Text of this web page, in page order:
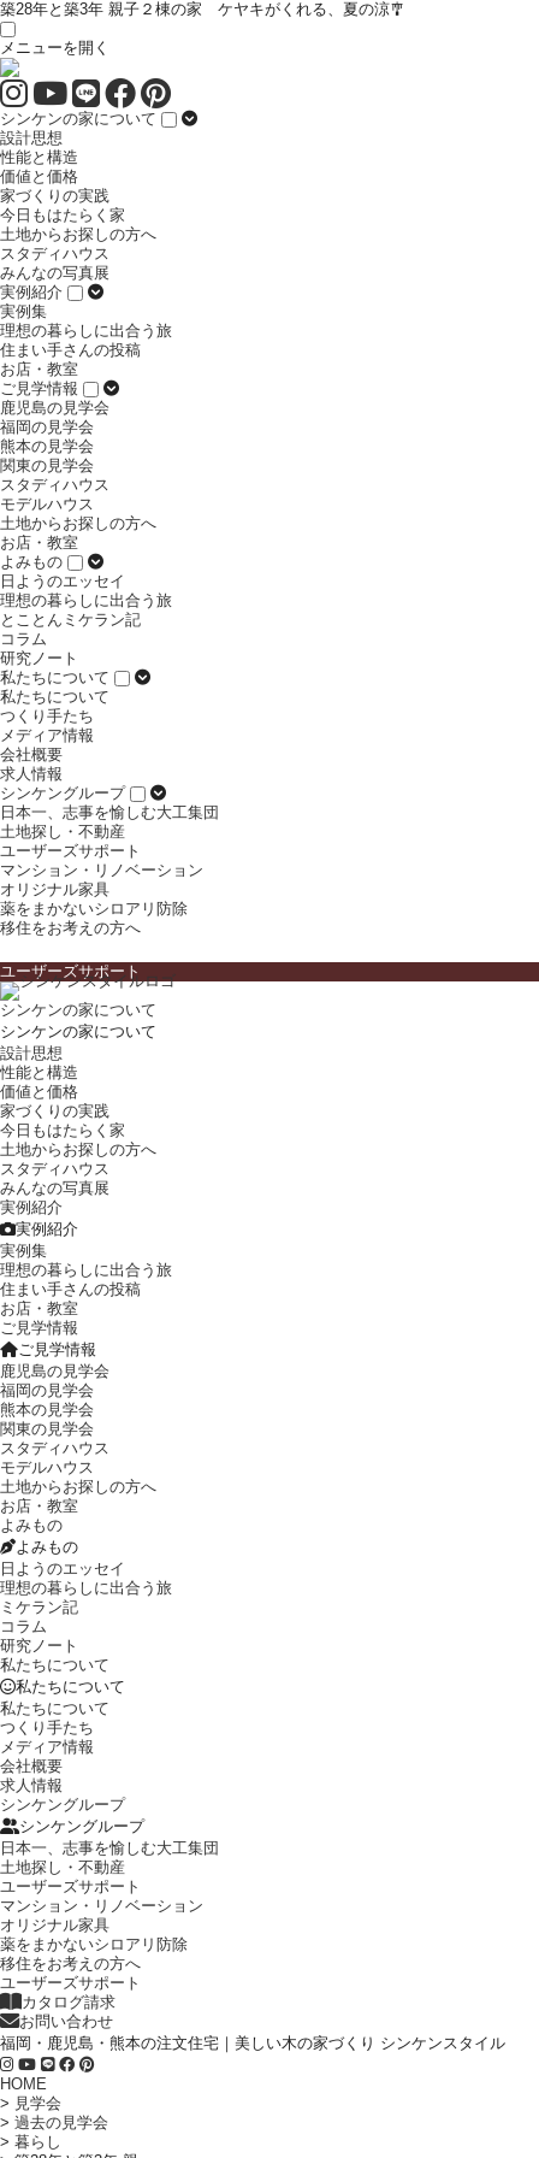
築28年と築3年 親子２棟の家 ケヤキがくれる、夏の涼🎐
メニューを開く
シンケンの家について
設計思想
性能と構造
価値と価格
家づくりの実践
今日もはたらく家
土地からお探しの方へ
スタディハウス
みんなの写真展
実例紹介
実例集
理想の暮らしに出合う旅
住まい手さんの投稿
お店・教室
ご見学情報
鹿児島の見学会
福岡の見学会
熊本の見学会
関東の見学会
スタディハウス
モデルハウス
土地からお探しの方へ
お店・教室
よみもの
日ようのエッセイ
理想の暮らしに出合う旅
とことんミケラン記
コラム
研究ノート
私たちについて
私たちについて
つくり手たち
メディア情報
会社概要
求人情報
シンケングループ
日本一、志事を愉しむ大工集団
土地探し・不動産
ユーザーズサポート
マンション・リノベーション
オリジナル家具
薬をまかないシロアリ防除
移住をお考えの方へ
ユーザーズサポート
シンケンの家について
シンケンの家について
設計思想
性能と構造
価値と価格
家づくりの実践
今日もはたらく家
土地からお探しの方へ
スタディハウス
みんなの写真展
実例紹介
実例紹介
実例集
理想の暮らしに出合う旅
住まい手さんの投稿
お店・教室
ご見学情報
ご見学情報
鹿児島の見学会
福岡の見学会
熊本の見学会
関東の見学会
スタディハウス
モデルハウス
土地からお探しの方へ
お店・教室
よみもの
よみもの
日ようのエッセイ
理想の暮らしに出合う旅
ミケラン記
コラム
研究ノート
私たちについて
私たちについて
私たちについて
つくり手たち
メディア情報
会社概要
求人情報
シンケングループ
シンケングループ
日本一、志事を愉しむ大工集団
土地探し・不動産
ユーザーズサポート
マンション・リノベーション
オリジナル家具
薬をまかないシロアリ防除
移住をお考えの方へ
ユーザーズサポート
カタログ請求
お問い合わせ
福岡・鹿児島・熊本の注文住宅｜美しい木の家づくり シンケンスタイル
HOME
> 見学会
> 過去の見学会
> 暮らし